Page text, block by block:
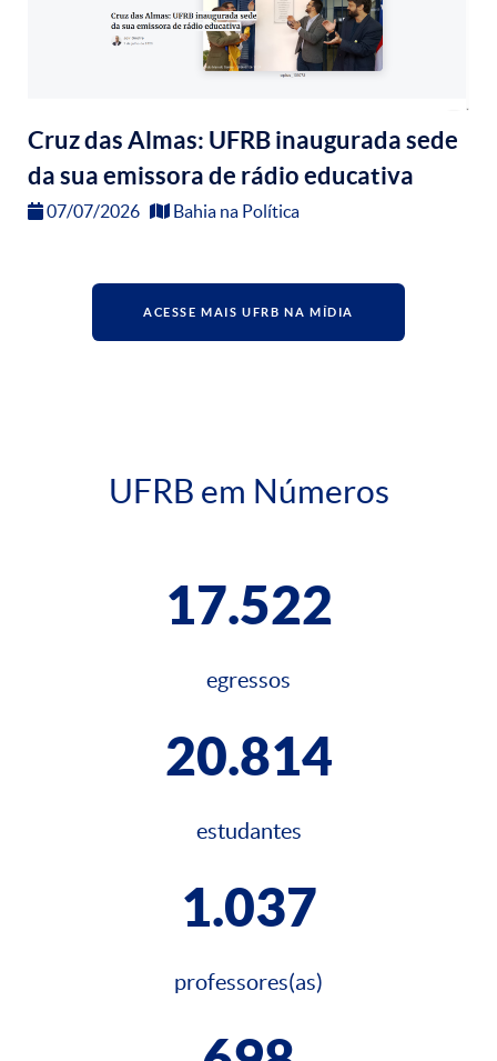
Cruz das Almas: UFRB inaugurada sede
da sua emissora de rádio educativa
07/07/2026 Bahia na Política
ACESSE MAIS UFRB NA MÍDIA
UFRB em Números
17.522
egressos
20.814
estudantes
1.037
professores(as)